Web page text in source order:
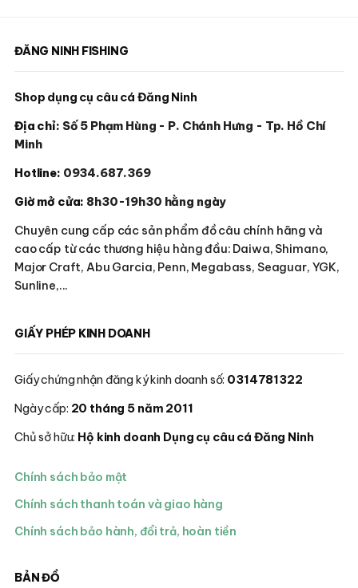
ĐĂNG NINH FISHING
Shop dụng cụ câu cá Đăng Ninh
Địa chỉ: Số 5 Phạm Hùng - P. Chánh Hưng - Tp. Hồ Chí
Minh
Hotline: 0934.687.369
Giờ mở cửa: 8h30-19h30 hằng ngày
Chuyên cung cấp các sản phẩm đồ câu chính hãng và
cao cấp từ các thương hiệu hàng đầu: Daiwa, Shimano,
Major Craft, Abu Garcia, Penn, Megabass, Seaguar, YGK,
Sunline,...
GIẤY PHÉP KINH DOANH
Giấy chứng nhận đăng ký kinh doanh số: 0314781322
Ngày cấp: 20 tháng 5 năm 2011
Chủ sở hữu: Hộ kinh doanh Dụng cụ câu cá Đăng Ninh
Chính sách bảo mật
Chính sách thanh toán và giao hàng
Chính sách bảo hành, đổi trả, hoàn tiền
BẢN ĐỒ